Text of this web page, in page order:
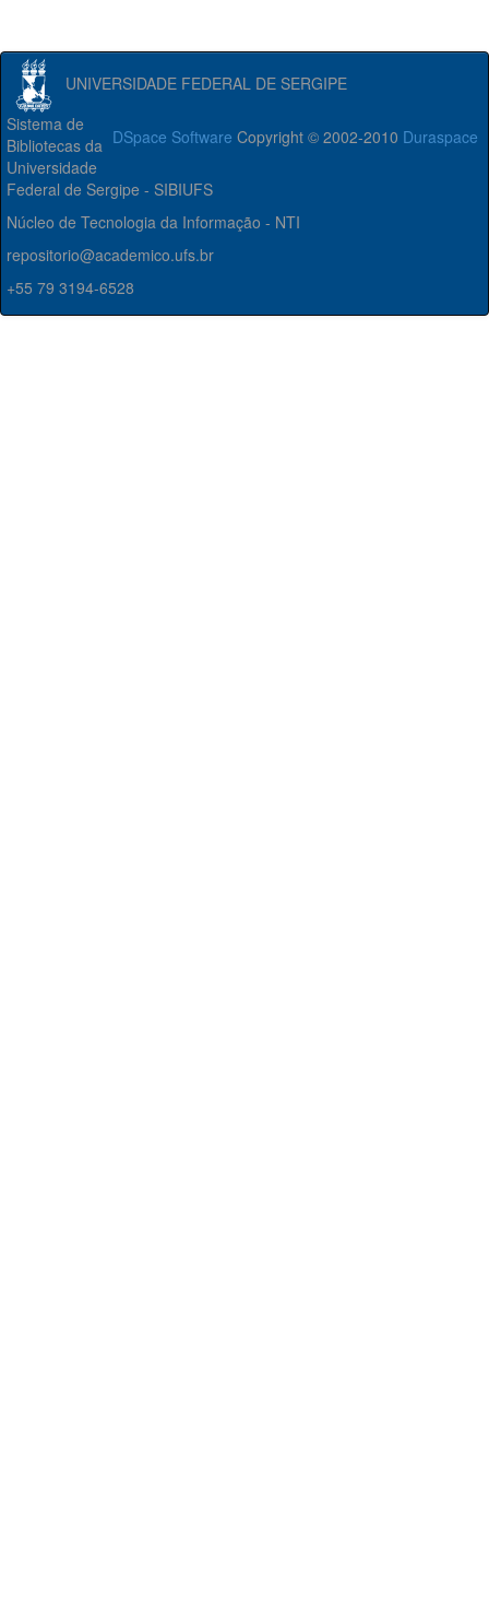
UNIVERSIDADE FEDERAL DE SERGIPE
DSpace Software Copyright © 2002-2010 Duraspace
Sistema de
Bibliotecas da
Universidade
Federal de Sergipe - SIBIUFS
Núcleo de Tecnologia da Informação - NTI
repositorio@academico.ufs.br
+55 79 3194-6528